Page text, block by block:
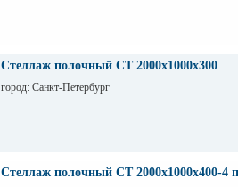
Стеллаж полочный СТ 2000х1000х300
город: Санкт-Петербург
Стеллаж полочный СТ 2000х1000х400-4